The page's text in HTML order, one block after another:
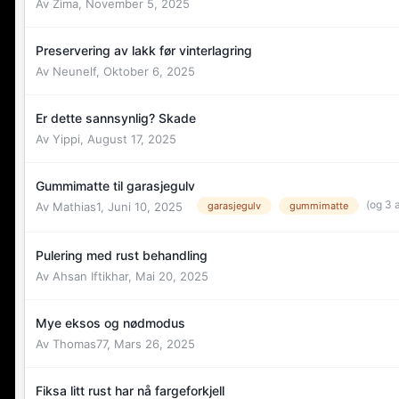
Av Zima November 5, 2025
Preservering av lakk før vinterlagring
Av Neunelf, Oktober 6, 2025
Er dette sannsynlig? Skade
Av Yippi August 17, 2025
Gummimatte til garasjegulv
Av Mathias1 Juni 10, 2025 garasjegulv gummimatte (og 3
Pulering med rust behandling
Av Ahsan Iftikhar, Mai 20, 2025
Mye eksos og nødmodus
Av Thomas77, Mars 26, 2025
Fiksa litt rust har nå fargeforkjell